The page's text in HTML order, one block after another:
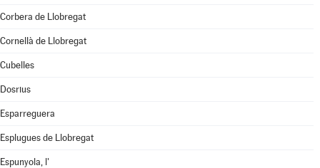
Corbera de Llobregat
Cornellà de Llobregat
Cubelles
Dosrius
Esparreguera
Esplugues de Llobregat
Espunyola, l'